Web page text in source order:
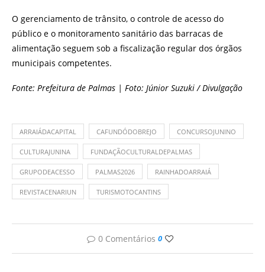
O gerenciamento de trânsito, o controle de acesso do
público e o monitoramento sanitário das barracas de
alimentação seguem sob a fiscalização regular dos órgãos
municipais competentes.
Fonte: Prefeitura de Palmas | Foto: Júnior Suzuki / Divulgação
ARRAIÁDACAPITAL CAFUNDÓDOBREJO CONCURSOJUNINO
CULTURAJUNINA FUNDAÇÃOCULTURALDEPALMAS
GRUPODEACESSO PALMAS2026 RAINHADOARRAIÁ
REVISTACENARIUN TURISMOTOCANTINS
0 Comentários 0